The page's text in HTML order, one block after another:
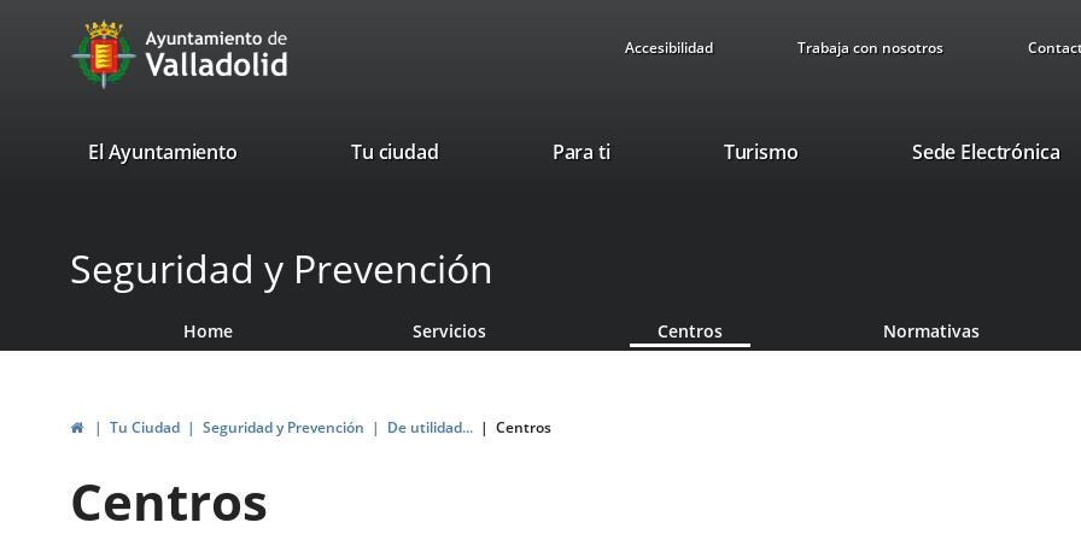
Portal
Web
Ayuntamiento
Valladolid
Accesibilidad Trabaja con nosotros
valladolid.es
El Ayuntamiento Tu ciudad Para ti TurismoThis
Sede Electrónica
Seguridad y Prevención
Home Servicios Centros Normativas
HomeTu Ciudad Seguridad y Prevención De utilidad... Centros
Centros